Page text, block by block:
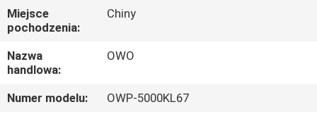
FILMY
O
NAS
Miejsce
pochodzenia:
Chiny
Nazwa
handlowa:
OWO
Numer modelu:
OWP-5000KL67